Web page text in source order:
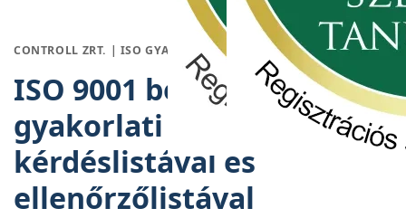
CONTROLL ZRT. | ISO GYAKORLATI ÚTMUTATÓK
ISO 9001 belső audit:
gyakorlati útmutató
kérdéslistával és
ellenőrzőlistával